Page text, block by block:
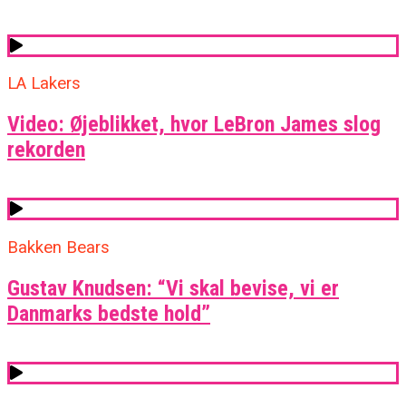
LA Lakers
Video: Øjeblikket, hvor LeBron James slog
rekorden
Bakken Bears
Gustav Knudsen: “Vi skal bevise, vi er
Danmarks bedste hold”